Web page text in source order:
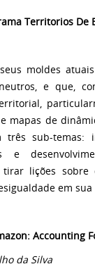
Territorios De
moldes
e que,
mapas de
sub-temas:
e
lições sobre
em
Accounting
da Silva